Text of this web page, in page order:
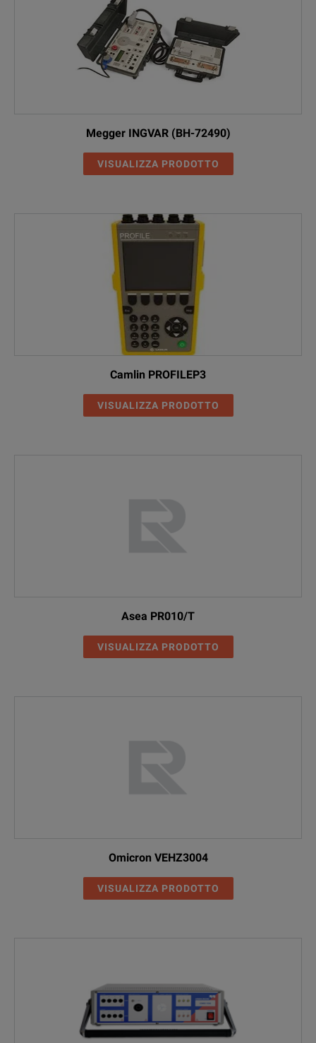
Megger INGVAR (BH-72490)
VISUALIZZA PRODOTTO
Camlin PROFILEP3
VISUALIZZA PRODOTTO
Asea PR010/T
VISUALIZZA PRODOTTO
Omicron VEHZ3004
VISUALIZZA PRODOTTO